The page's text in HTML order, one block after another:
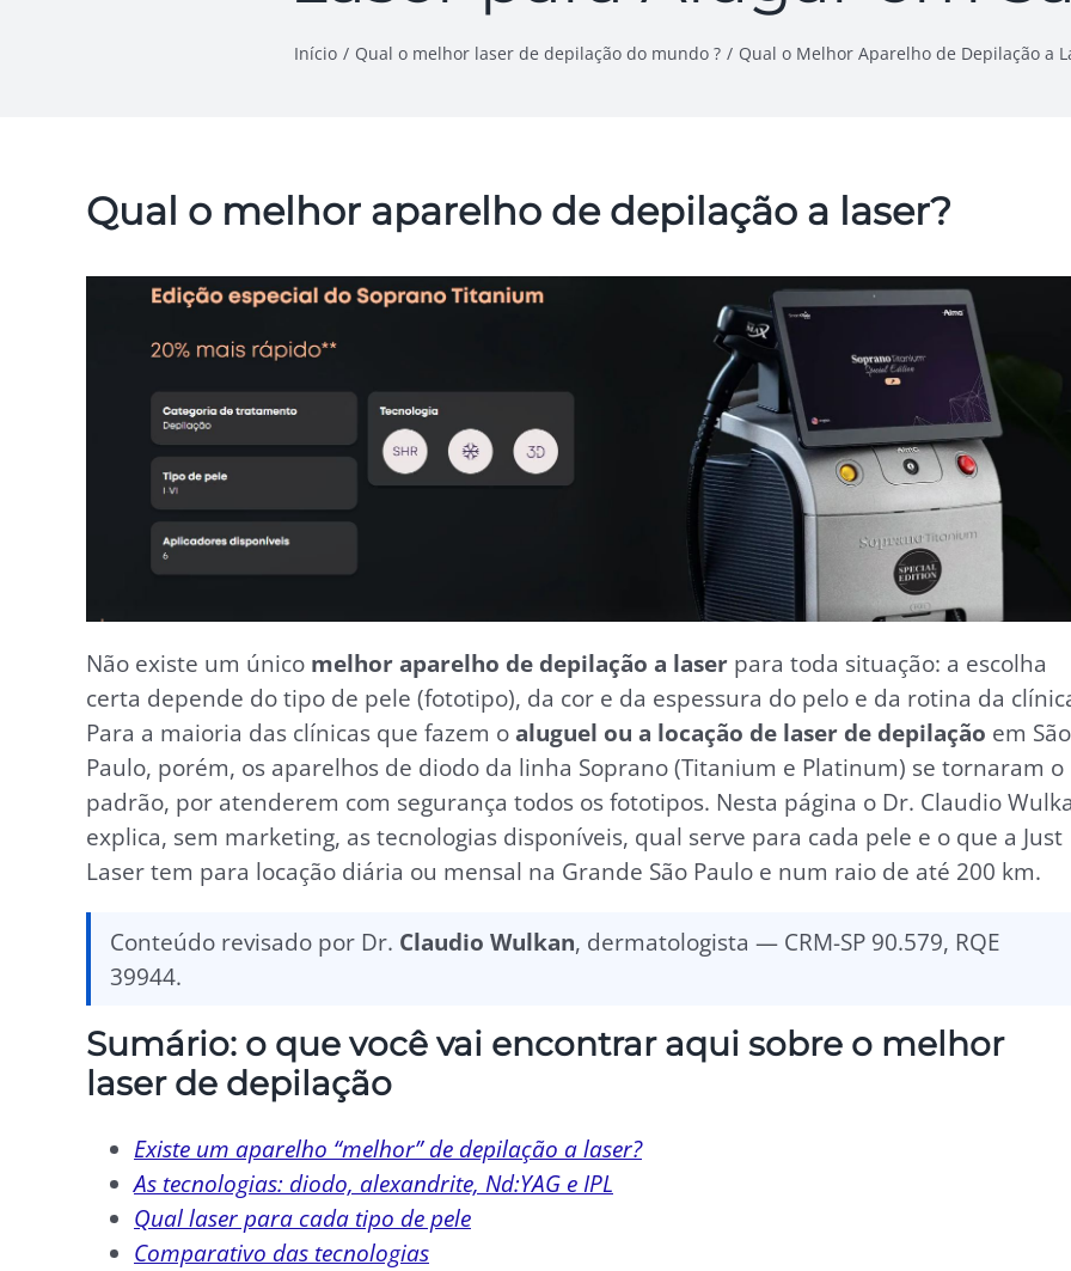
Início Qual o melhor laser de depilação do mundo ? Qual o Melhor Aparelho de Depilação a
Qual o melhor aparelho de depilação a laser?
Não existe um único melhor aparelho de depilação a laser para toda situação: a escolha
certa depende do tipo de pele (fototipo), da cor e da espessura do pelo e da rotina da
Para a maioria das clínicas que fazem o aluguel ou a locação de laser de depilação em São
Paulo, porém, os aparelhos de diodo da linha Soprano (Titanium e Platinum) se tornaram o
padrão, por atenderem com segurança todos os fototipos. Nesta página o Dr. Claudio
explica, sem marketing, as tecnologias disponíveis, qual serve para cada pele e o que a Just
Laser tem para locação diária ou mensal na Grande São Paulo e num raio de até 200 km.
Conteúdo revisado por Dr. Claudio Wulkan, dermatologista — CRM-SP 90.579, RQE
39944.
Sumário: o que você vai encontrar aqui sobre o melhor
laser de depilação
Existe um aparelho “melhor” de depilação a laser?
As tecnologias: diodo, alexandrite, Nd:YAG e IPL
Qual laser para cada tipo de pele
Comparativo das tecnologias